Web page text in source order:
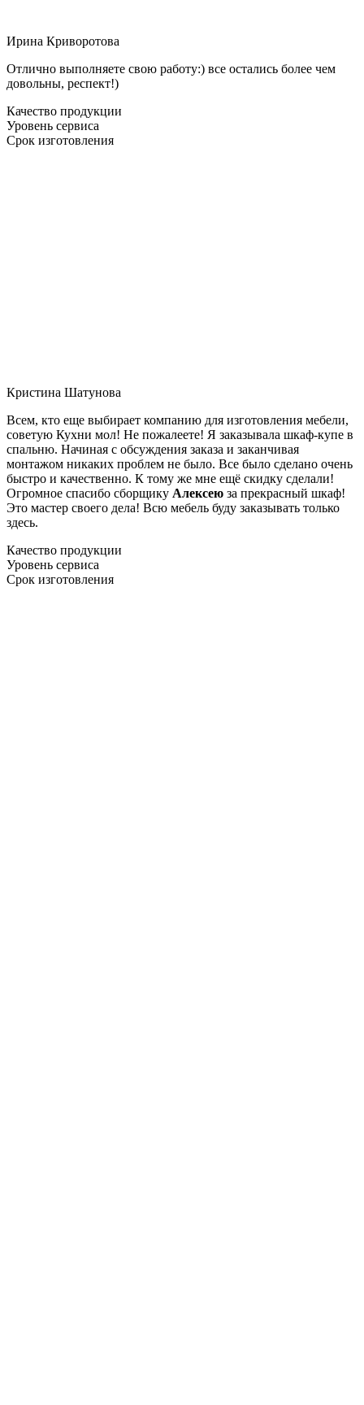
Ирина Криворотова
Отлично выполняете свою работу:) все остались более чем
довольны, респект!)
Качество продукции
Уровень сервиса
Срок изготовления
Кристина Шатунова
Всем, кто еще выбирает компанию для изготовления мебели,
советую Кухни мол! Не пожалеете! Я заказывала шкаф-купе в
спальню. Начиная с обсуждения заказа и заканчивая
монтажом никаких проблем не было. Все было сделано очень
быстро и качественно. К тому же мне ещё скидку сделали!
Огромное спасибо сборщику Алексею за прекрасный шкаф!
Это мастер своего дела! Всю мебель буду заказывать только
здесь.
Качество продукции
Уровень сервиса
Срок изготовления